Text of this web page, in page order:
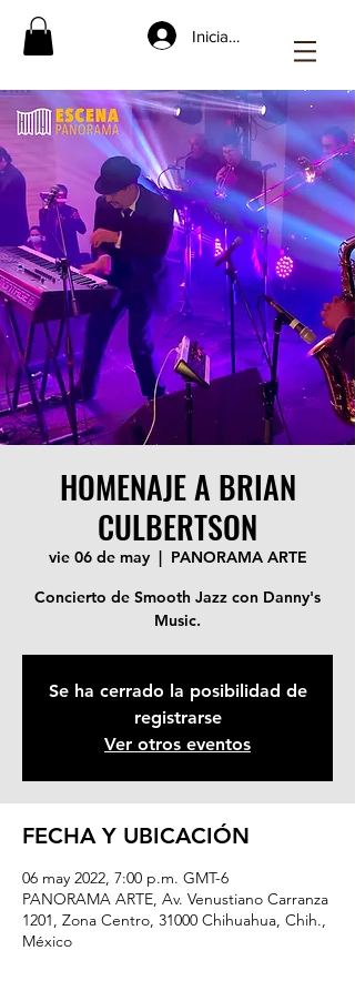
Iniciar sesión
HOMENAJE A BRIAN
CULBERTSON
vie 06 de may
  |
PANORAMA ARTE
Concierto de Smooth Jazz con Danny's
Music.
Se ha cerrado la posibilidad de
registrarse
Ver otros eventos
FECHA Y UBICACIÓN
06 may 2022, 7:00 p.m. GMT-6
PANORAMA ARTE, Av. Venustiano Carranza
1201, Zona Centro, 31000 Chihuahua, Chih.,
México